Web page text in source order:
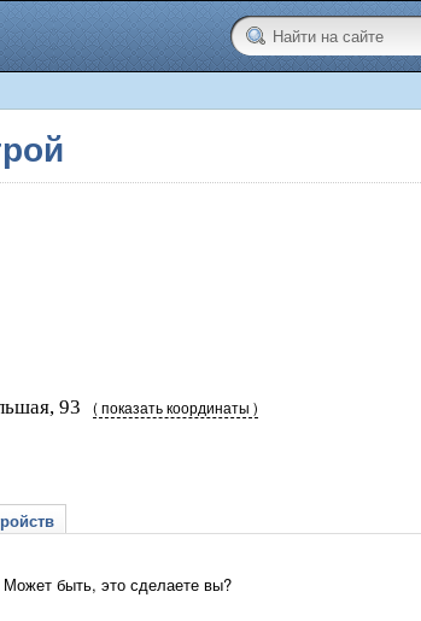
93 ( показать координаты )
быть, это сделаете вы?